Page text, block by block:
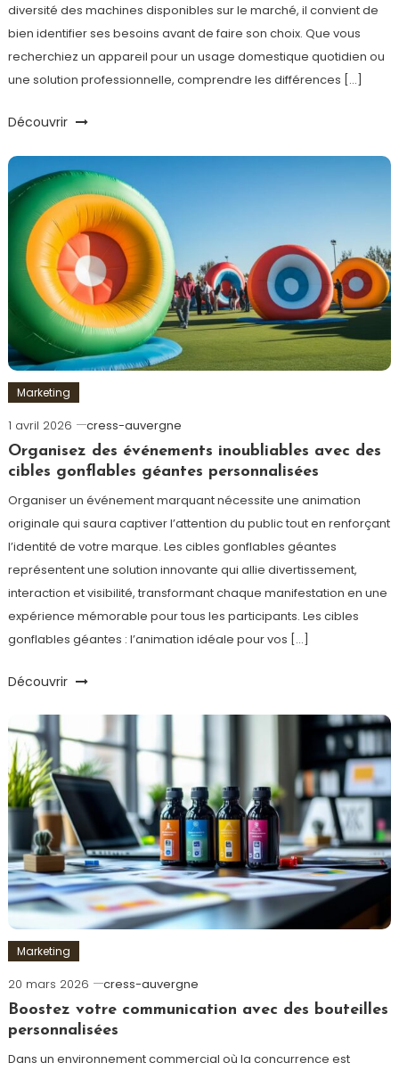
diversité des machines disponibles sur le marché, il convient de
bien identifier ses besoins avant de faire son choix. Que vous
recherchiez un appareil pour un usage domestique quotidien ou
une solution professionnelle, comprendre les différences […]
Découvrir
Marketing
1 avril 2026
cress-auvergne
Organisez des événements inoubliables avec des
cibles gonflables géantes personnalisées
Organiser un événement marquant nécessite une animation
originale qui saura captiver l’attention du public tout en renforçant
l’identité de votre marque. Les cibles gonflables géantes
représentent une solution innovante qui allie divertissement,
interaction et visibilité, transformant chaque manifestation en une
expérience mémorable pour tous les participants. Les cibles
gonflables géantes : l’animation idéale pour vos […]
Découvrir
Marketing
20 mars 2026
cress-auvergne
Boostez votre communication avec des bouteilles
personnalisées
Dans un environnement commercial où la concurrence est